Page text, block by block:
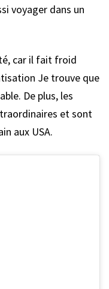
voyager dans un
car il fait froid
Je trouve que
De plus, les
et sont
aux USA.